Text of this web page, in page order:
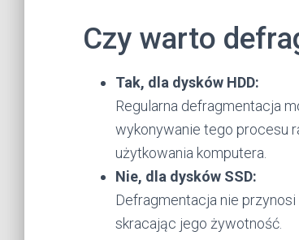
Czy warto
Tak, dla dysków HDD:
Regularna defragmentacja
wykonywanie tego procesu
użytkowania komputera.
Nie, dla dysków SSD:
Defragmentacja nie
skracając jego żywotność.